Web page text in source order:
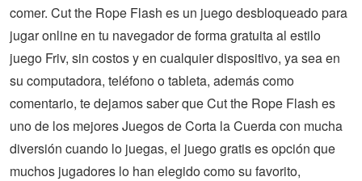
comer. Cut the Rope Flash es un juego desbloqueado para
jugar online en tu navegador de forma gratuita al estilo
juego Friv, sin costos y en cualquier dispositivo, ya sea en
su computadora, teléfono o tableta, además como
comentario, te dejamos saber que Cut the Rope Flash es
uno de los mejores Juegos de Corta la Cuerda con mucha
diversión cuando lo juegas, el juego gratis es opción que
muchos jugadores lo han elegido como su favorito,